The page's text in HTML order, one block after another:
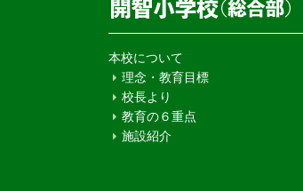
本校について
理念・教育目標
校長より
教育の６重点
施設紹介